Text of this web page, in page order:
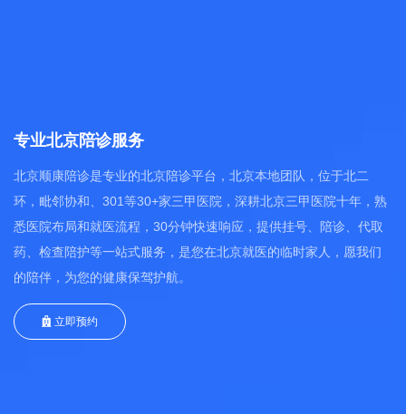
专业北京陪诊服务
北京顺康陪诊是专业的北京陪诊平台，北京本地团队，位于北二
环，毗邻协和、301等30+家三甲医院，深耕北京三甲医院十年，熟
悉医院布局和就医流程，30分钟快速响应，提供挂号、陪诊、代取
药、检查陪护等一站式服务，是您在北京就医的临时家人，愿我们
的陪伴，为您的健康保驾护航。
立即预约